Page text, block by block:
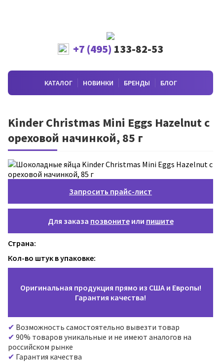
+7 (495) 133-82-53
КАТАЛОГ НОВИНКИ БРЕНДЫ БЛОГ
Kinder Christmas Mini Eggs Hazelnut с
ореховой начинкой, 85 г
Запросить прайс-лист
Для заказа позвонитеили пишите
Страна:
Кол-во штук в упаковке:
Оригинальная продукция прямо из США и Европы!
Гарантия качества!
Возможность самостоятельно вывезти товар
90% товаров уникальные и не имеют аналогов на
российском рынке
Гарантия качества